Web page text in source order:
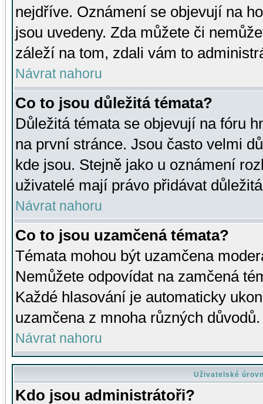
nejdříve. Oznámení se objevují na
jsou uvedeny. Zda můžete či
záleží na tom, zdali vám to
Návrat nahoru
Co to jsou důležitá témata?
Důležitá témata se objevují na fóru
na první stránce. Jsou často velmi
kde jsou. Stejně jako u oznámení
uživatelé mají právo přidávat
Návrat nahoru
Co to jsou uzamčená témata?
Témata mohou být uzamčena
Nemůžete odpovídat na zamčená
Každé hlasování je automaticky
uzamčena z mnoha různých důvodů.
Návrat nahoru
Uživatelské
Kdo jsou administrátoři?